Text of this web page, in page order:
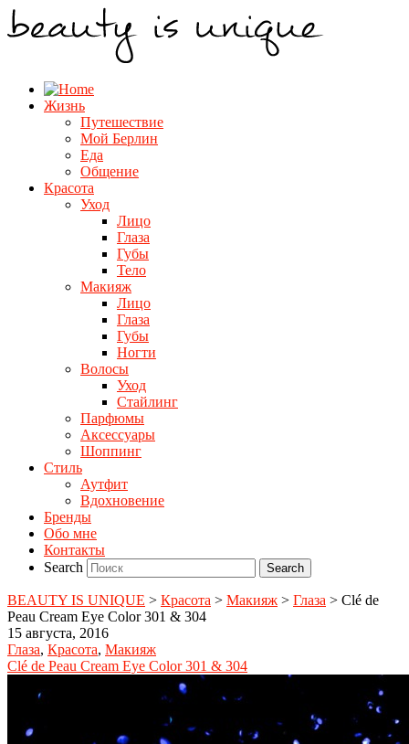
Жизнь
Путешествие
Мой Берлин
Еда
Общение
Красота
Уход
Лицо
Глаза
Губы
Тело
Макияж
Лицо
Глаза
Губы
Ногти
Волосы
Уход
Стайлинг
Парфюмы
Аксессуары
Шоппинг
Стиль
Аутфит
Вдохновение
Бренды
Обо мне
Контакты
Search
BEAUTY IS UNIQUE > Красота > Макияж > Глаза > Clé de
Peau Cream Eye Color 301 & 304
15 августа, 2016
Глаза, Красота, Макияж
Clé de Peau Cream Eye Color 301 & 304